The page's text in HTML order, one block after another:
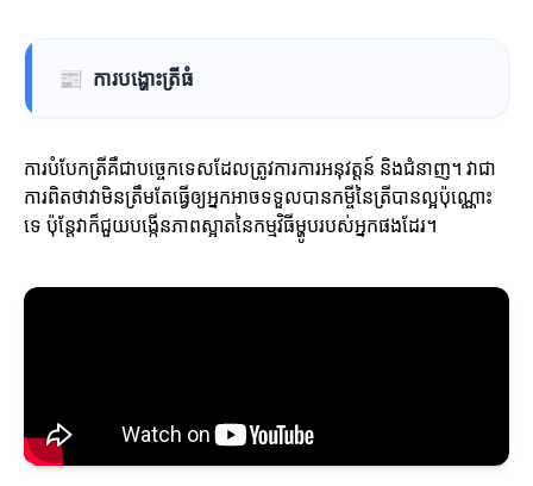
📰 ការបង្ហោះត្រីធំ
ការបំបែកត្រីគឺជាបច្ចេកទេសដែលត្រូវការការអនុវត្តន៍ និងជំនាញ។ វាជា
ការពិតថាវាមិនត្រឹមតែធ្វើឲ្យអ្នកអាចទទួលបានកម្ចីនៃត្រីបានល្អប៉ុណ្ណោះ
ទេ ប៉ុន្តែវាក៏ជួយបង្កើនភាពស្អាតនៃកម្មវិធីម្ហូបរបស់អ្នកផងដែរ។